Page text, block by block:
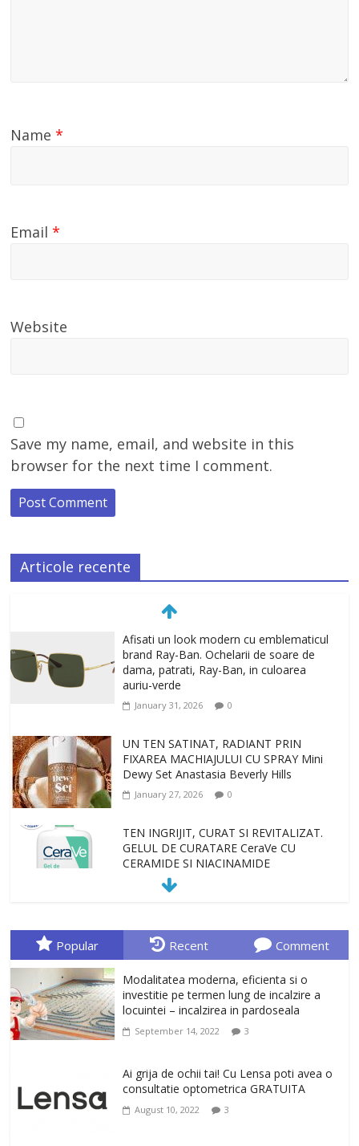
Name*
Email*
Website
Save my name, email, and website in this
browser for the next time I comment.
Articole recente
Afisati un look modern cu emblematicul
brand Ray-Ban. Ochelarii de soare de
dama, patrati, Ray-Ban, in culoarea
auriu-verde
January 31, 2026 0
UN TEN SATINAT, RADIANT PRIN
Dewy Set Anastasia Beverly Hills
January 27, 2026 0
TEN INGRIJIT, CURAT SI REVITALIZAT.
CERAMIDE SI NIACINAMIDE
January 23, 2026 0
Sa gasesti cadoul potrivit este de multe
magazinul de cadouri originale. O
alegere buna, Oglinda de baie cu mărire
și iluminare LED
February 20, 2026 0
Antrenati si tonifiati musculatura pentru
un corp sanatos si armonios dezvoltat,
tonifiere muschi
February 10, 2026 0
Popular Recent Comment
Modalitatea moderna, eficienta si o
investitie pe termen lung de incalzire a
locuintei – incalzirea in pardoseala
September 14, 2022 3
Ai grija de ochii tai! Cu Lensa poti avea o
consultatie optometrica GRATUITA
August 10, 2022 3